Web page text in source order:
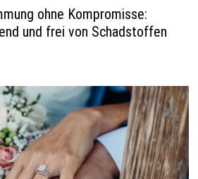
ohne Kompromisse:
und frei von Schadstoffen